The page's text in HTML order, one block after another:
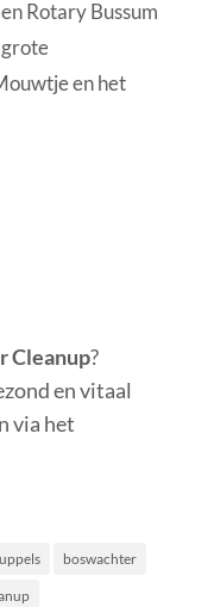
Rotary Bussum
en het
Cleanup?
en vitaal
via het
boswachter